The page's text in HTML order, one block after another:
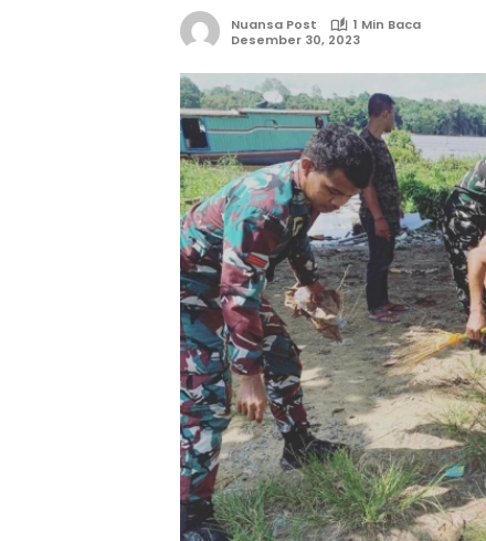
Nuansa Post
1 Min Baca
Desember 30, 2023